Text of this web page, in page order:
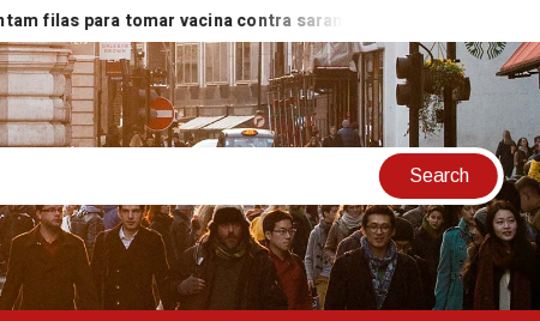
para tomar vacina contra sarampo